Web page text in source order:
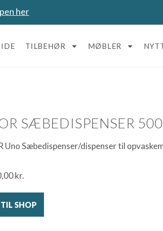
her
TILBEHØR MØBLER
SÆBEDISPENSER
Uno Sæbedispenser/dispenser til
kr.
SHOP